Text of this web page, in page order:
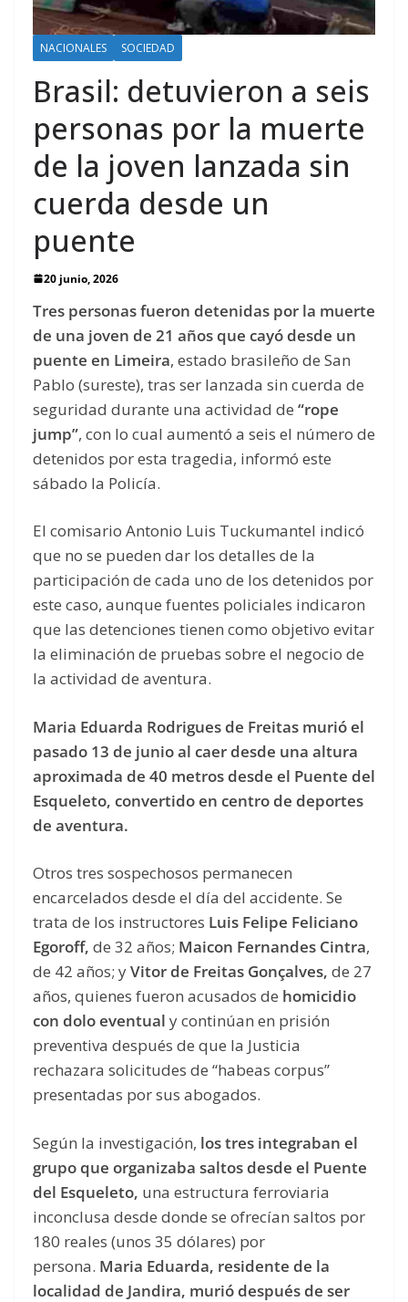
NACIONALES SOCIEDAD
Brasil: detuvieron a seis
personas por la muerte
de la joven lanzada sin
cuerda desde un
puente
20 junio, 2026
Tres personas fueron detenidas por la muerte
de una joven de 21 años que cayó desde un
puente en Limeira, estado brasileño de San
Pablo (sureste), tras ser lanzada sin cuerda de
seguridad durante una actividad de “rope
jump”, con lo cual aumentó a seis el número de
detenidos por esta tragedia, informó este
sábado la Policía.
El comisario Antonio Luis Tuckumantel indicó
que no se pueden dar los detalles de la
participación de cada uno de los detenidos por
este caso, aunque fuentes policiales indicaron
que las detenciones tienen como objetivo evitar
la eliminación de pruebas sobre el negocio de
la actividad de aventura.
Maria Eduarda Rodrigues de Freitas murió el
pasado 13 de junio al caer desde una altura
aproximada de 40 metros desde el Puente del
Esqueleto, convertido en centro de deportes
de aventura.
Otros tres sospechosos permanecen
encarcelados desde el día del accidente. Se
trata de los instructores Luis Felipe Feliciano
Egoroff, de 32 años; Maicon Fernandes Cintra,
de 42 años; yVitor de Freitas Gonçalves, de 27
años, quienes fueron acusados de homicidio
con dolo eventual y continúan en prisión
preventiva después de que la Justicia
rechazara solicitudes de “habeas corpus”
presentadas por sus abogados.
Según la investigación, los tres integraban el
grupo que organizaba saltos desde el Puente
del Esqueleto, una estructura ferroviaria
inconclusa desde donde se ofrecían saltos por
180 reales (unos 35 dólares) por
persona. Maria Eduarda, residente de la
localidad de Jandira, murió después de ser